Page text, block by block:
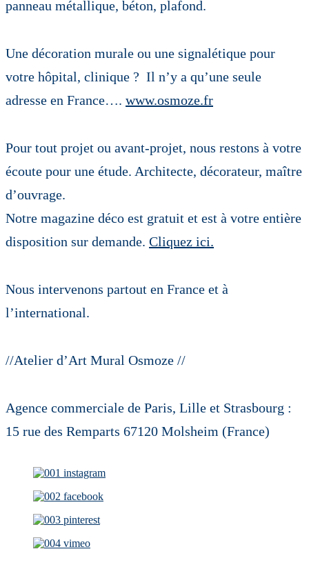
panneau métallique, béton, plafond.
Une décoration murale ou une signalétique pour
votre hôpital, clinique ? Il n’y a qu’une seule
adresse en France…. www.osmoze.fr
Pour tout projet ou avant-projet, nous restons à votre
écoute pour une étude. Architecte, décorateur, maître
d’ouvrage.
Notre magazine déco est gratuit et est à votre entière
disposition sur demande. Cliquez ici.
Nous intervenons partout en France et à
l’international.
//Atelier d’Art Mural Osmoze //
Agence commerciale de Paris, Lille et Strasbourg :
15 rue des Remparts 67120 Molsheim (France)